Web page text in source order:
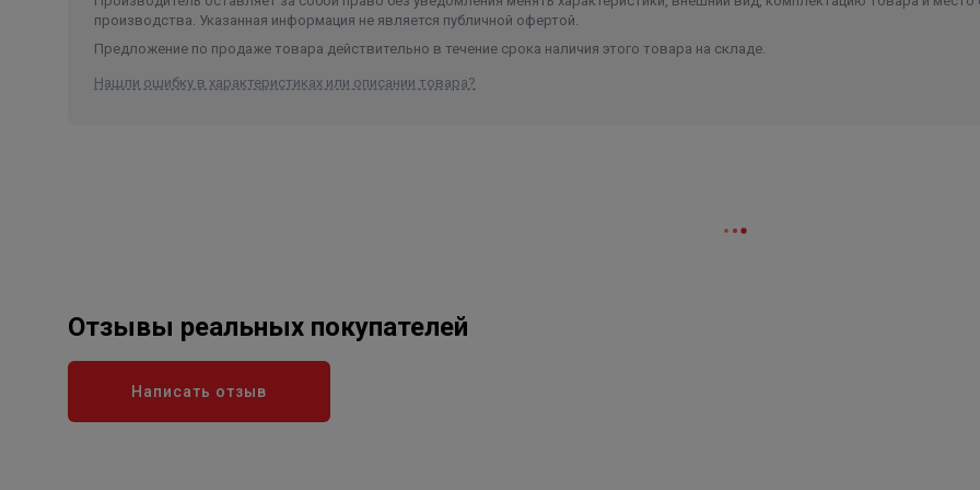
производства. Указанная информация не является публичной офертой.
Предложение по продаже товара действительно в течение срока наличия этого товара на складе.
Нашли ошибку в характеристиках или описании товара?
Отзывы реальных покупателей
Написать отзыв